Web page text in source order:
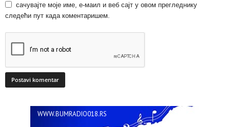
сачувајте моје име, е-маил и веб сајт у овом прегледнику
следећи пут када коментаришем.
WWW.BUMRADIO018.RS